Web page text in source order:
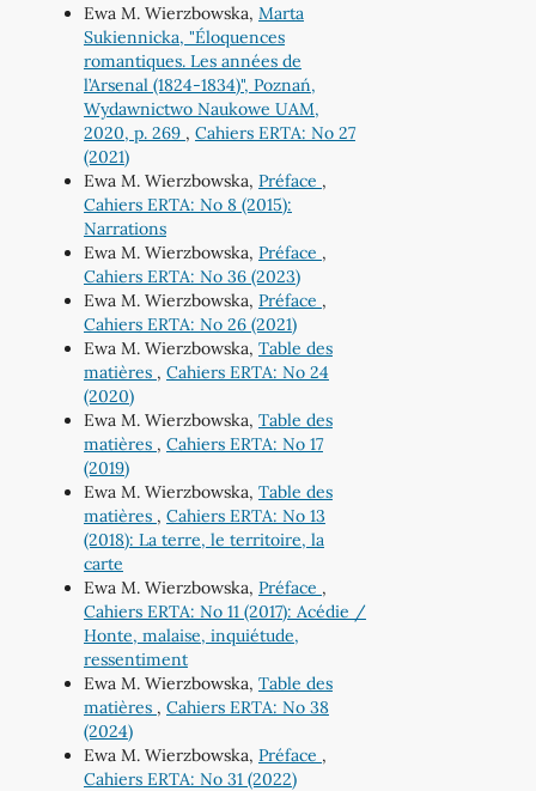
Ewa M. Wierzbowska, Marta
Sukiennicka, "Éloquences
romantiques. Les années de
l’Arsenal (1824-1834)", Poznań,
Wydawnictwo Naukowe UAM,
2020, p. 269 , Cahiers ERTA: No 27
(2021)
Ewa M. Wierzbowska, Préface ,
Cahiers ERTA: No 8 (2015):
Narrations
Ewa M. Wierzbowska, Préface ,
Cahiers ERTA: No 36 (2023)
Ewa M. Wierzbowska, Préface ,
Cahiers ERTA: No 26 (2021)
Ewa M. Wierzbowska, Table des
matières , Cahiers ERTA: No 24
(2020)
Ewa M. Wierzbowska, Table des
matières , Cahiers ERTA: No 17
(2019)
Ewa M. Wierzbowska, Table des
matières , Cahiers ERTA: No 13
(2018): La terre, le territoire, la
carte
Ewa M. Wierzbowska, Préface ,
Cahiers ERTA: No 11 (2017): Acédie /
Honte, malaise, inquiétude,
ressentiment
Ewa M. Wierzbowska, Table des
matières , Cahiers ERTA: No 38
(2024)
Ewa M. Wierzbowska, Préface ,
Cahiers ERTA: No 31 (2022)